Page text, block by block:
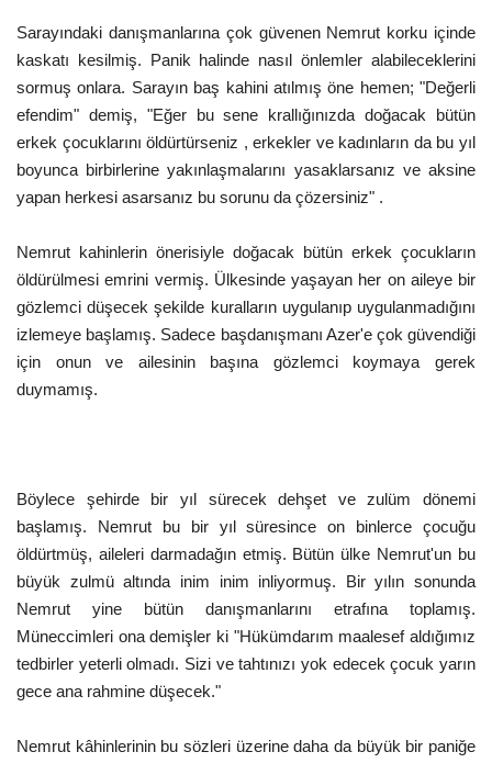
İletişim
Kültür Sanat
Sarayındaki danışmanlarına çok güvenen Nemrut korku içinde
kaskatı kesilmiş. Panik halinde nasıl önlemler alabileceklerini
sormuş onlara. Sarayın baş kahini atılmış öne hemen; "Değerli
efendim" demiş, "Eğer bu sene krallığınızda doğacak bütün
erkek çocuklarını öldürtürseniz , erkekler ve kadınların da bu yıl
boyunca birbirlerine yakınlaşmalarını yasaklarsanız ve aksine
yapan herkesi asarsanız bu sorunu da çözersiniz" .
Nemrut kahinlerin önerisiyle doğacak bütün erkek çocukların
öldürülmesi emrini vermiş. Ülkesinde yaşayan her on aileye bir
gözlemci düşecek şekilde kuralların uygulanıp uygulanmadığını
izlemeye başlamış. Sadece başdanışmanı Azer'e çok güvendiği
için onun ve ailesinin başına gözlemci koymaya gerek
duymamış.
Böylece şehirde bir yıl sürecek dehşet ve zulüm dönemi
başlamış. Nemrut bu bir yıl süresince on binlerce çocuğu
öldürtmüş, aileleri darmadağın etmiş. Bütün ülke Nemrut'un bu
büyük zulmü altında inim inim inliyormuş. Bir yılın sonunda
Nemrut yine bütün danışmanlarını etrafına toplamış.
Müneccimleri ona demişler ki "Hükümdarım maalesef aldığımız
tedbirler yeterli olmadı. Sizi ve tahtınızı yok edecek çocuk yarın
gece ana rahmine düşecek."
Nemrut kâhinlerinin bu sözleri üzerine daha da büyük bir paniğe